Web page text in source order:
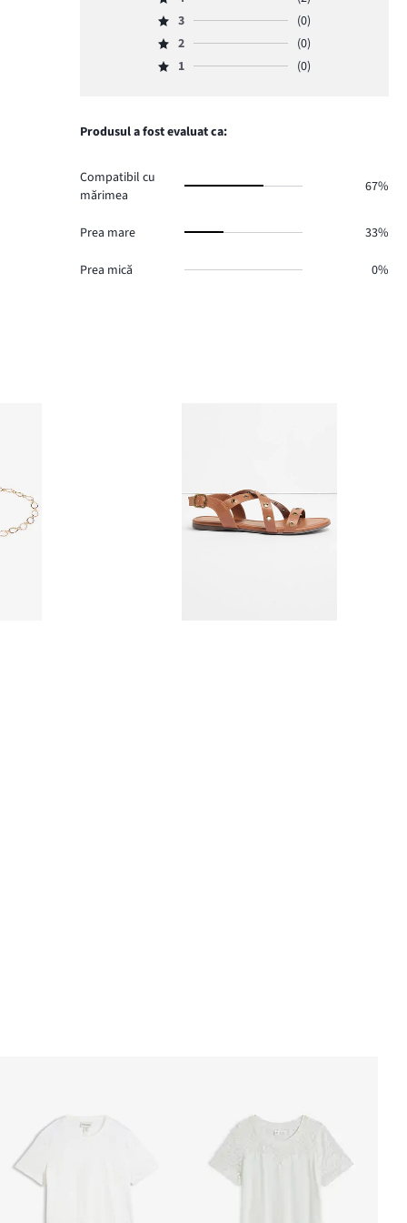
numărul
de
1.
Evaluare
4,
numărul
de
Evaluare
3,
numărul
3
(0)
Evaluare
2,
voturi
0.
2
(0)
Evaluare
de
1 (0)
Produsul a fost evaluat ca:
Compatibil cu
mărimea
67%
Prea mare 33%
Prea mică 0%